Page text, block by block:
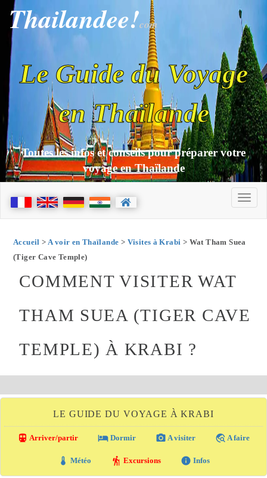
Thailandee!com
Le Guide du Voyage
en Thaïlande
Toutes les infos et conseils pour préparer votre
voyage en Thaïlande
Accueil > A voir en Thaïlande > Visites à Krabi > Wat Tham Suea
(Tiger Cave Temple)
COMMENT VISITER WAT
THAM SUEA (TIGER CAVE
TEMPLE) À KRABI ?
LE GUIDE DU VOYAGE À KRABI
directions_transit Arriver/partir local_hotel Dormir photo_camera A visiter travel_explore A faire
thermostat Météo hiking Excursions info Infos